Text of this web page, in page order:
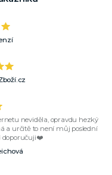
neviděla, opravdu hezký
a určitě to není můj poslední
doporučuji❤️